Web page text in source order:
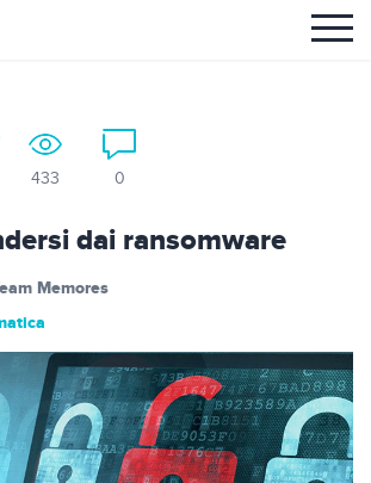
433 0
dai ransomware
Memores